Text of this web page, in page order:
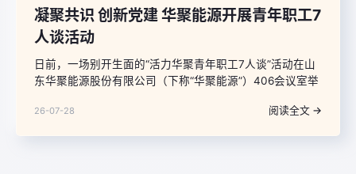
凝聚共识 创新党建 华聚能源开展青年职工7
人谈活动
日前，一场别开生面的“活力华聚青年职工7人谈”活动在山
东华聚能源股份有限公司（下称“华聚能源”）406会议室举
书记、副总经理甄德远面对面畅谈交流，让在场青年干部
26-07-28 阅读全文 →